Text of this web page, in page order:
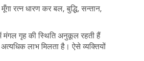
रत्न धारण कर बल, बुद्धि, सन्तान,
मंगल गृह की स्थिति अनुकूल रहती हैं
लाभ मिलता है। ऐसे व्यक्तियों